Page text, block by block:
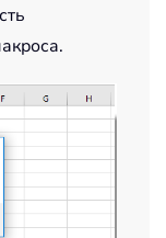
xFolder
= False